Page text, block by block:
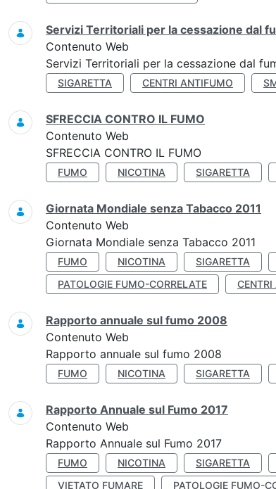
Servizi Territoriali per la cessazione dal
Contenuto Web
Servizi Territoriali per la cessazione dal
SIGARETTA CENTRI ANTIFUMO
SFRECCIA CONTRO IL FUMO
Contenuto Web
SFRECCIA CONTRO IL FUMO
FUMO NICOTINA SIGARETTA
Giornata Mondiale senza Tabacco 2011
Contenuto Web
Giornata Mondiale senza Tabacco 2011
FUMO NICOTINA SIGARETTA
PATOLOGIE FUMO-CORRELATE
Rapporto annuale sul fumo 2008
Contenuto Web
Rapporto annuale sul fumo 2008
FUMO NICOTINA SIGARETTA
Rapporto Annuale sul Fumo 2017
Contenuto Web
Rapporto Annuale sul Fumo 2017
FUMO NICOTINA SIGARETTA
VIETATO FUMARE
PATOLOGIE FUMO-